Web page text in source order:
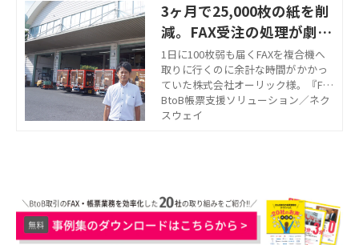
3ヶ月で25,000枚の紙を削
減。FAX受注の処理が劇的
に変化した秘訣とは
1日に100枚弱も届くFAXを複合機へ
取りに行くのに余計な時間がかかっ
ていた株式会社オーリック様。『FN
X e-受信FAXサービス』を導入し、1
日あたり約20分の時間削減になった
BtoB帳票支援ソリューション／ネク
スウェイ